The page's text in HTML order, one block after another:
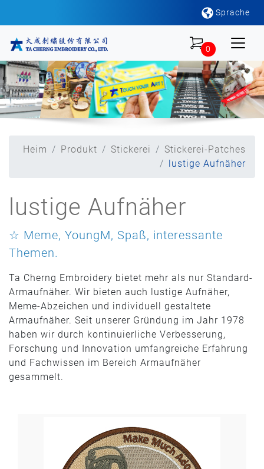
Sprache
0
Heim Produkt Stickerei
Stickerei-Patches
lustige Aufnäher
lustige Aufnäher
☆ Meme, YoungM, Spaß, interessante
Themen.
Ta Cherng Embroidery bietet mehr als nur Standard-
Armaufnäher. Wir bieten auch lustige Aufnäher,
Meme-Abzeichen und individuell gestaltete
Armaufnäher. Seit unserer Gründung im Jahr 1978
haben wir durch kontinuierliche Verbesserung,
Forschung und Innovation umfangreiche Erfahrung
und Fachwissen im Bereich Armaufnäher
gesammelt.